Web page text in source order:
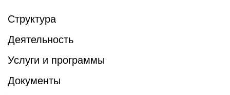
Структура
Деятельность
Услуги и программы
Документы